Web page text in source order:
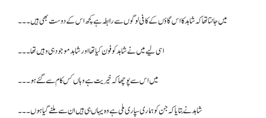
میں جانتا تھا کہ شاہد کا اس گاؤں کے کافی لوگوں سے رابطہ ہے کچھ اس کے دوست بھی ہیں۔۔۔
اسی لیے میں نے شاہد کو فون کیا تھا اور شاہد موجود ہی وہیں تھا ۔۔۔
میں اس سے پوچھا کہ خیریت ہے وہاں کس کام سے گئے ہو۔۔۔
شاہد نے بتایا کہ جن کو ہماری سپاری ملی ہے وہ یہاں ہی ہیں ان سے ملنے گیا ہوں۔۔۔